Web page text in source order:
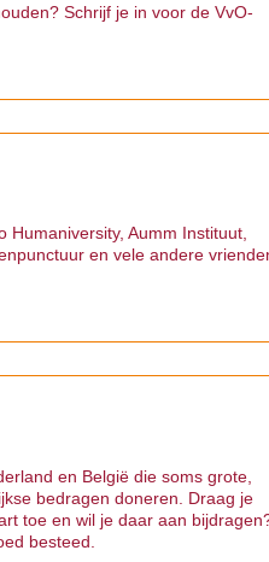
Schrijf je in voor de VvO-
Humaniversity, Aumm Instituut,
en vele andere
en België die soms grote,
bedragen doneren. Draag je
toe en wil je daar aan
besteed.